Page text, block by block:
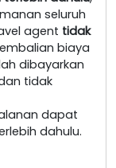
seluruh
agent tidak
biaya
dibayarkan
tidak
dapat
dahulu.